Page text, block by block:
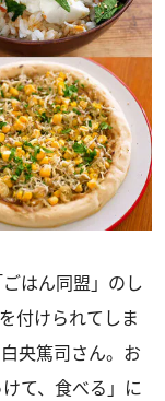
はん同盟」のし
付けられてしま
央篤司さん。お
て、食べる」に